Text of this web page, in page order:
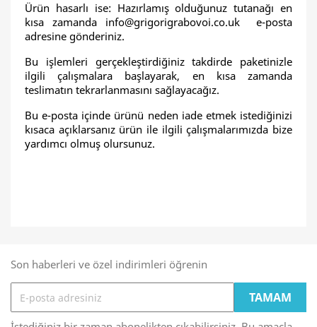
Ürün hasarlı ise: Hazırlamış olduğunuz tutanağı en
kısa zamanda info@grigorigrabovoi.co.uk
e-posta
adresine gönderiniz.
Bu işlemleri gerçekleştirdiğiniz takdirde paketinizle
ilgili çalışmalara başlayarak, en kısa zamanda
teslimatın tekrarlanmasını sağlayacağız.
Bu e-posta içinde ürünü neden iade etmek istediğinizi
kısaca açıklarsanız ürün ile ilgili çalışmalarımızda bize
yardımcı olmuş olursunuz.
Son haberleri ve özel indirimleri öğrenin